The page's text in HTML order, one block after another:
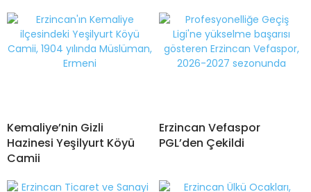
Kemaliye’nin Gizli
Hazinesi Yeşilyurt Köyü
Camii
Erzincan Vefaspor
PGL’den Çekildi